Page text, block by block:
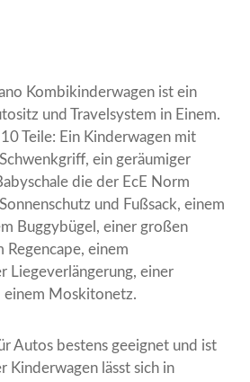
Kombikinderwagen ist ein
und Travelsystem in Einem.
Teile: Ein Kinderwagen mit
ein geräumiger
die der EcE Norm
und Fußsack, einem
Buggybügel, einer großen
Regencape, einem
Liegeverlängerung, einer
einem Moskitonetz.
Autos bestens geeignet und ist
Kinderwagen lässt sich in